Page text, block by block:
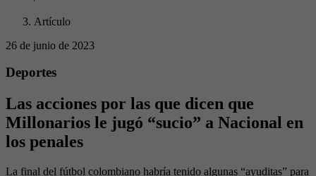
Artículo
26 de junio de 2023
Deportes
Las acciones por las que dicen que
Millonarios le jugó “sucio” a Nacional en
los penales
La final del fútbol colombiano habría tenido algunas “ayuditas” para